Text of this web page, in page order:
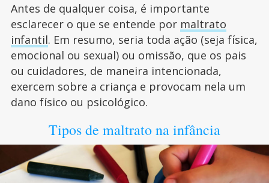
Antes de qualquer coisa, é importante
esclarecer o que se entende por maltrato
infantil. Em resumo, seria toda ação (seja física,
emocional ou sexual) ou omissão, que os pais
ou cuidadores, de maneira intencionada,
exercem sobre a criança e provocam nela um
dano físico ou psicológico.
Tipos de maltrato na infância